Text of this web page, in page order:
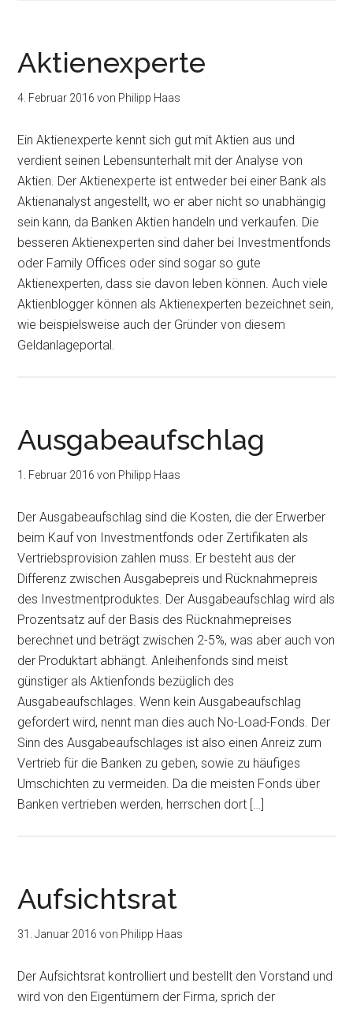
Aktienexperte
4. Februar 2016 von Philipp Haas
Ein Aktienexperte kennt sich gut mit Aktien aus und
verdient seinen Lebensunterhalt mit der Analyse von
Aktien. Der Aktienexperte ist entweder bei einer Bank als
Aktienanalyst angestellt, wo er aber nicht so unabhängig
sein kann, da Banken Aktien handeln und verkaufen. Die
besseren Aktienexperten sind daher bei Investmentfonds
oder Family Offices oder sind sogar so gute
Aktienexperten, dass sie davon leben können. Auch viele
Aktienblogger können als Aktienexperten bezeichnet sein,
wie beispielsweise auch der Gründer von diesem
Geldanlageportal.
Ausgabeaufschlag
1. Februar 2016 von Philipp Haas
Der Ausgabeaufschlag sind die Kosten, die der Erwerber
beim Kauf von Investmentfonds oder Zertifikaten als
Vertriebsprovision zahlen muss. Er besteht aus der
Differenz zwischen Ausgabepreis und Rücknahmepreis
des Investmentproduktes. Der Ausgabeaufschlag wird als
Prozentsatz auf der Basis des Rücknahmepreises
berechnet und beträgt zwischen 2-5%, was aber auch von
der Produktart abhängt. Anleihenfonds sind meist
günstiger als Aktienfonds bezüglich des
Ausgabeaufschlages. Wenn kein Ausgabeaufschlag
gefordert wird, nennt man dies auch No-Load-Fonds. Der
Sinn des Ausgabeaufschlages ist also einen Anreiz zum
Vertrieb für die Banken zu geben, sowie zu häufiges
Umschichten zu vermeiden. Da die meisten Fonds über
Banken vertrieben werden, herrschen dort […]
Aufsichtsrat
31. Januar 2016 von Philipp Haas
Der Aufsichtsrat kontrolliert und bestellt den Vorstand und
wird von den Eigentümern der Firma, sprich der